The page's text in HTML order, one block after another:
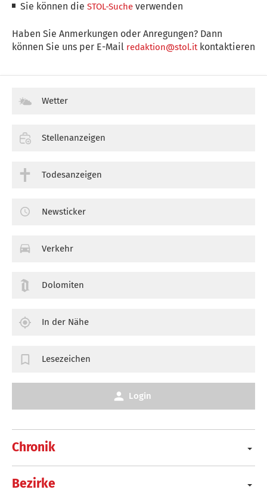
Sie können dieSTOL-Suche verwenden
Haben Sie Anmerkungen oder Anregungen? Dann
können Sie uns per E-Mail redaktion@stol.itkontaktieren
Chronik
Bezirke
Wetter
Stellenanzeigen
Todesanzeigen
Newsticker
Verkehr
Dolomiten
In der Nähe
Lesezeichen
Login